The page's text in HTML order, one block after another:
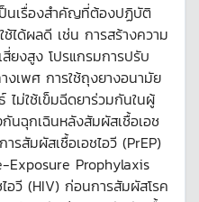
นเรื่องสำคัญที่ต้องปฏิบัติ
ได้ผลดี เช่น การสร้างความ
ยงสูง โปรแกรมการปรับ
เพศ การใช้ถุงยางอนามัย
ไม่ใช้เข็มฉีดยาร่วมกันในผู้
นฉุกเฉินหลังสัมผัสเชื้อเอช
รสัมผัสเชื้อเอชไอวี (PrEP)
Exposure Prophylaxis
อวี (HIV) ก่อนการสัมผัสโรค